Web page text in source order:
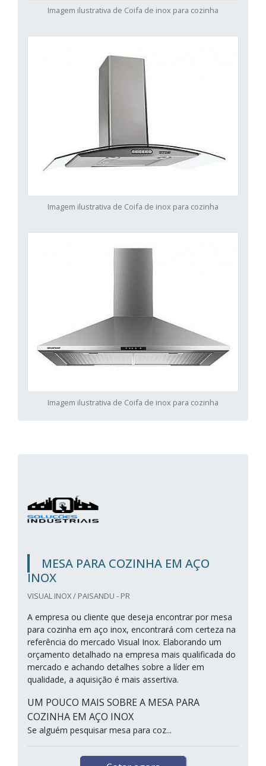
Imagem ilustrativa de Coifa de inox para cozinha
Imagem ilustrativa de Coifa de inox para cozinha
Imagem ilustrativa de Coifa de inox para cozinha
MESA PARA COZINHA EM AÇO
INOX
VISUAL INOX / PAISANDU - PR
A empresa ou cliente que deseja encontrar por mesa
para cozinha em aço inox, encontrará com certeza na
referência do mercado Visual Inox. Elaborando um
orçamento detalhado na empresa mais qualificada do
mercado e achando detalhes sobre a líder em
qualidade, a aquisição é mais assertiva.
UM POUCO MAIS SOBRE A MESA PARA
COZINHA EM AÇO INOX
Se alguém pesquisar mesa para coz...